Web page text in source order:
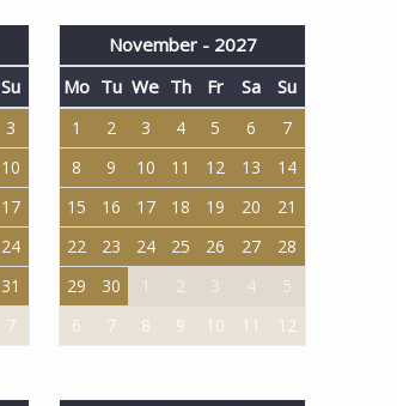
Su
3
10
17
24
31
7
November - 2027
Mo Tu We Th Fr Sa Su
1 2 3 4 5 6
7
8
9 10 11 12 13
14
15
16 17 18 19 20
21
22
23 24 25 26 27
28
29
30 1 2 3 4
5
6
7 8 9 10 11 12